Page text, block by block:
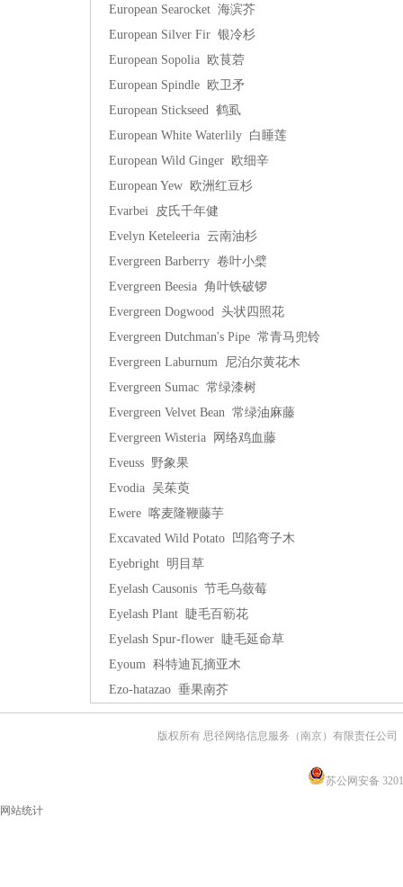
European Searocket 海滨芥
European Silver Fir 银冷杉
European Sopolia 欧茛菪
European Spindle 欧卫矛
European Stickseed 鹤虱
European White Waterlily 白睡莲
European Wild Ginger 欧细辛
European Yew 欧洲红豆杉
Evarbei 皮氏千年健
Evelyn Keteleeria 云南油杉
Evergreen Barberry 卷叶小檗
Evergreen Beesia 角叶铁破锣
Evergreen Dogwood 头状四照花
Evergreen Dutchman's Pipe 常青马兜铃
Evergreen Laburnum 尼泊尔黄花木
Evergreen Sumac 常绿漆树
Evergreen Velvet Bean 常绿油麻藤
Evergreen Wisteria 网络鸡血藤
Eveuss 野象果
Evodia 吴茱萸
Ewere 喀麦隆鞭藤芋
Excavated Wild Potato 凹陷弯子木
Eyebright 明目草
Eyelash Causonis 节毛乌蔹莓
Eyelash Plant 睫毛百簕花
Eyelash Spur-flower 睫毛延命草
Eyoum 科特迪瓦摘亚木
Ezo-hatazao 垂果南芥
版权所有 思径网络信息服务（南京）有限责任公
苏公网安备
网站统计